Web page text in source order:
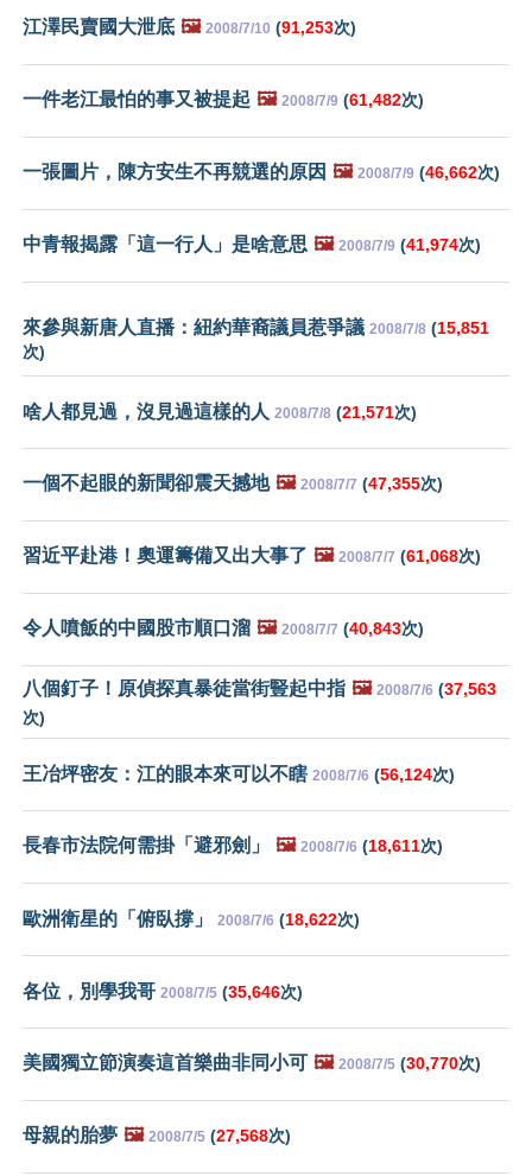
江澤民賣國大泄底 🖼️ 2008/7/10 (91,253次)
一件老江最怕的事又被提起 🖼️ 2008/7/9 (61,482次)
一張圖片，陳方安生不再競選的原因 🖼️ 2008/7/9 (46,662次)
中青報揭露「這一行人」是啥意思 🖼️ 2008/7/9 (41,974次)
來參與新唐人直播：紐約華裔議員惹爭議 2008/7/8 (15,851
次)
啥人都見過，沒見過這樣的人 2008/7/8 (21,571次)
一個不起眼的新聞卻震天撼地 🖼️ 2008/7/7 (47,355次)
習近平赴港！奧運籌備又出大事了 🖼️ 2008/7/7 (61,068次)
令人噴飯的中國股市順口溜 🖼️ 2008/7/7 (40,843次)
八個釘子！原偵探真暴徒當街豎起中指 🖼️ 2008/7/6 (37,563
次)
王冶坪密友：江的眼本來可以不瞎 2008/7/6 (56,124次)
長春市法院何需掛「避邪劍」 🖼️ 2008/7/6 (18,611次)
歐洲衛星的「俯臥撐」 2008/7/6 (18,622次)
各位，別學我哥 2008/7/5 (35,646次)
美國獨立節演奏這首樂曲非同小可 🖼️ 2008/7/5 (30,770次)
母親的胎夢 🖼️ 2008/7/5 (27,568次)